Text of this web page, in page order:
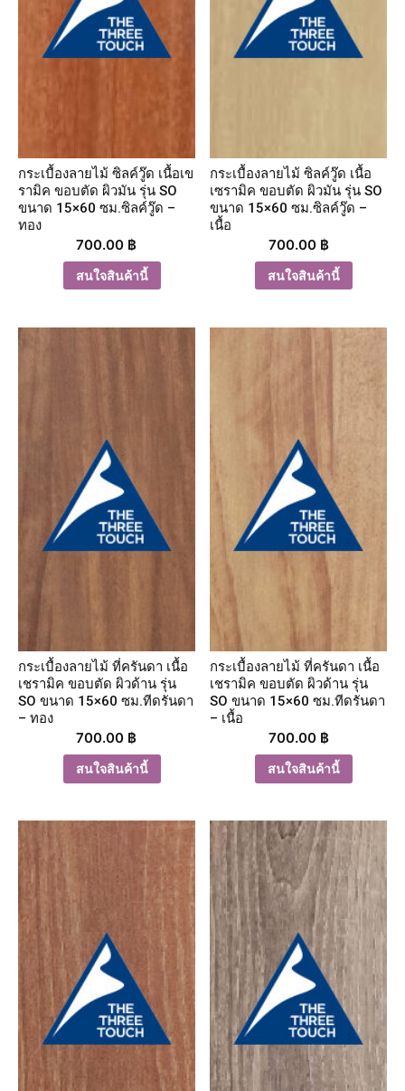
กระเบื้องลายไม้ ซิลค์วู๊ด เนื้อเข
รามิค ขอบตัด ผิวมัน รุ่น SO
ขนาด 15×60 ซม.ซิลค์วู๊ด –
ทอง
700.00 ฿
สนใจสินค้านี้
กระเบื้องลายไม้ ซิลค์วู๊ด เนื้อ
เซรามิค ขอบตัด ผิวมัน รุ่น SO
ขนาด 15×60 ซม.ซิลค์วู๊ด –
เนื้อ
700.00 ฿
สนใจสินค้านี้
กระเบื้องลายไม้ ที่ครันดา เนื้อ
เชรามิค ขอบตัด ผิวด้าน รุ่น
SO ขนาด 15×60 ซม.ทีดรันดา
– ทอง
700.00 ฿
สนใจสินค้านี้
กระเบื้องลายไม้ ที่ครันดา เนื้อ
เชรามิค ขอบตัด ผิวด้าน รุ่น
SO ขนาด 15×60 ซม.ทีดรันดา
– เนื้อ
700.00 ฿
สนใจสินค้านี้